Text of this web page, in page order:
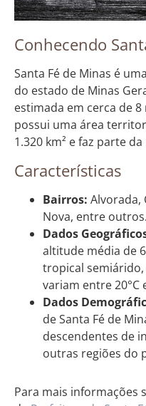
Conhecendo
Santa Fé de Minas é
do estado de Minas
estimada em cerca de
possui uma área
1.320 km² e faz parte
Características
Bairros: Alvorada,
Nova, entre outros.
Dados
altitude média de
tropical
variam entre 20°C
Dados
de Santa Fé de
descendentes de
outras regiões do
Para mais informações